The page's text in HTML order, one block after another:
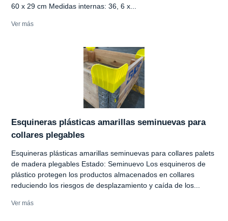
60 x 29 cm Medidas internas: 36, 6 x...
Ver más
Esquineras plásticas amarillas seminuevas para
collares plegables
Esquineras plásticas amarillas seminuevas para collares palets
de madera plegables Estado: Seminuevo Los esquineros de
plástico protegen los productos almacenados en collares
reduciendo los riesgos de desplazamiento y caída de los...
Ver más